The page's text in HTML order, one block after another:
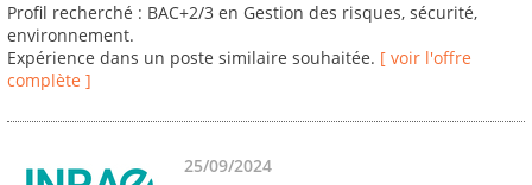
Profil recherché : BAC+2/3 en Gestion des risques, sécurité,
environnement.
Expérience dans un poste similaire souhaitée. [ voir l'offre
complète ]
25/09/2024